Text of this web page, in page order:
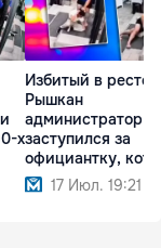
х
Избитый в
Рышкан
администратор
заступился за
официантку,
угрожали
17 Июл. 19:21